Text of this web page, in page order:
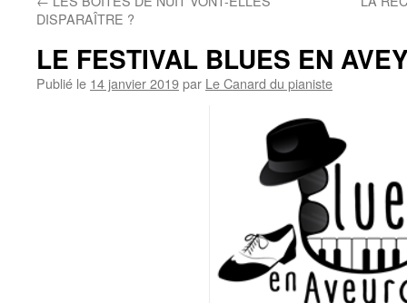
DISPARAÎTRE ?
LE FESTIVAL BLUES EN
Publié le 14 janvier 2019par Le Canard du pianiste